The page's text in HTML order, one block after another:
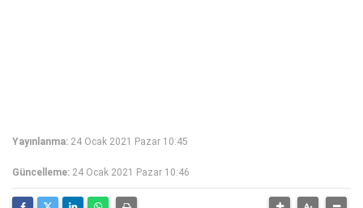
Yayınlanma: 24 Ocak 2021 Pazar 10:45
Güncelleme: 24 Ocak 2021 Pazar 10:46